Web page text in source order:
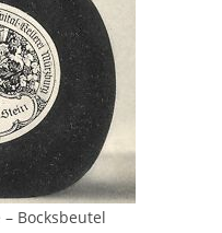
Bocksbeutel